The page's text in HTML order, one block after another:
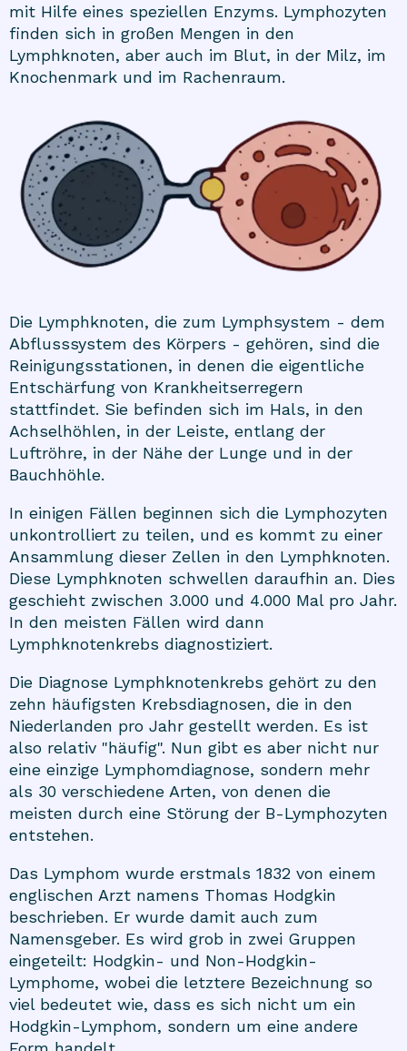
mit Hilfe eines speziellen Enzyms. Lymphozyten
finden sich in großen Mengen in den
Lymphknoten, aber auch im Blut, in der Milz, im
Knochenmark und im Rachenraum.
Die Lymphknoten, die zum Lymphsystem - dem
Abflusssystem des Körpers - gehören, sind die
Reinigungsstationen, in denen die eigentliche
Entschärfung von Krankheitserregern
stattfindet. Sie befinden sich im Hals, in den
Achselhöhlen, in der Leiste, entlang der
Luftröhre, in der Nähe der Lunge und in der
Bauchhöhle.
In einigen Fällen beginnen sich die Lymphozyten
unkontrolliert zu teilen, und es kommt zu einer
Ansammlung dieser Zellen in den Lymphknoten.
Diese Lymphknoten schwellen daraufhin an. Dies
geschieht zwischen 3.000 und 4.000 Mal pro Jahr.
In den meisten Fällen wird dann
Lymphknotenkrebs diagnostiziert.
Die Diagnose Lymphknotenkrebs gehört zu den
zehn häufigsten Krebsdiagnosen, die in den
Niederlanden pro Jahr gestellt werden. Es ist
also relativ "häufig". Nun gibt es aber nicht nur
eine einzige Lymphomdiagnose, sondern mehr
als 30 verschiedene Arten, von denen die
meisten durch eine Störung der B-Lymphozyten
entstehen.
Das Lymphom wurde erstmals 1832 von einem
englischen Arzt namens Thomas Hodgkin
beschrieben. Er wurde damit auch zum
Namensgeber. Es wird grob in zwei Gruppen
eingeteilt: Hodgkin- und Non-Hodgkin-
Lymphome, wobei die letztere Bezeichnung so
viel bedeutet wie, dass es sich nicht um ein
Hodgkin-Lymphom, sondern um eine andere